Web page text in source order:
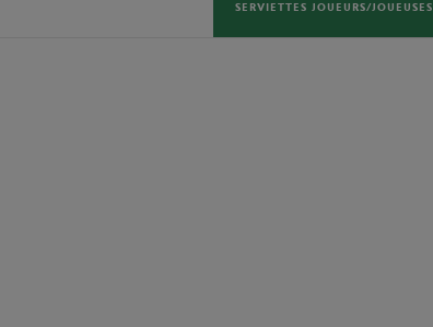
SERVIETTES JOUEURS/JOUEUSES